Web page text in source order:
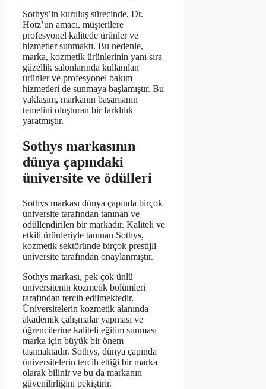
Sothys’in kuruluş sürecinde, Dr.
Hotz’un amacı, müşterilere
profesyonel kalitede ürünler ve
hizmetler sunmaktı. Bu nedenle,
marka, kozmetik ürünlerinin yanı sıra
güzellik salonlarında kullanılan
ürünler ve profesyonel bakım
hizmetleri de sunmaya başlamıştır. Bu
yaklaşım, markanın başarısının
temelini oluşturan bir farklılık
yaratmıştır.
Sothys markasının
dünya çapındaki
üniversite ve ödülleri
Sothys markası dünya çapında birçok
üniversite tarafından tanınan ve
ödüllendirilen bir markadır. Kaliteli ve
etkili ürünleriyle tanınan Sothys,
kozmetik sektöründe birçok prestijli
üniversite tarafından onaylanmıştır.
Sothys markası, pek çok ünlü
üniversitenin kozmetik bölümleri
tarafından tercih edilmektedir.
Üniversitelerin kozmetik alanında
akademik çalışmalar yapması ve
öğrencilerine kaliteli eğitim sunması
marka için büyük bir önem
taşımaktadır. Sothys, dünya çapında
üniversitelerin tercih ettiği bir marka
olarak bilinir ve bu da markanın
güvenilirliğini pekiştirir.